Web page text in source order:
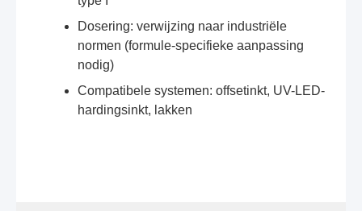
Dosering: verwijzing naar industriële
normen (formule-specifieke aanpassing
nodig)
Compatibele systemen: offsetinkt, UV-LED-
hardingsinkt, lakken